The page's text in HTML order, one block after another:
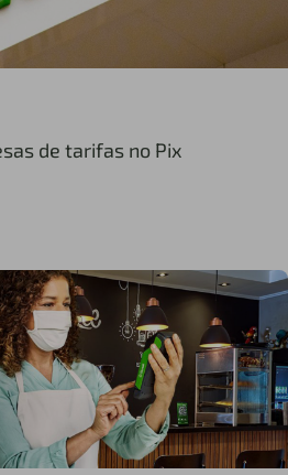
de tarifas no Pix